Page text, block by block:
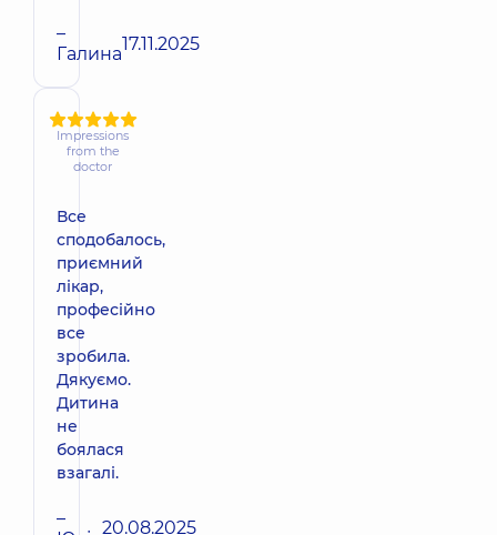
–
Галина17.11.2025
Impressions
from the
doctor
Все
сподобалось,
приємний
лікар,
професійно
все
зробила.
Дякуємо.
Дитина
не
боялася
взагалі.
–
20.08.2025